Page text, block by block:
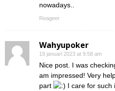
nowadays..
Reageer
Wahyupoker
19 januari 2023 at 9:58 am
Nice post. I was
am impressed! Very
part
I care for such